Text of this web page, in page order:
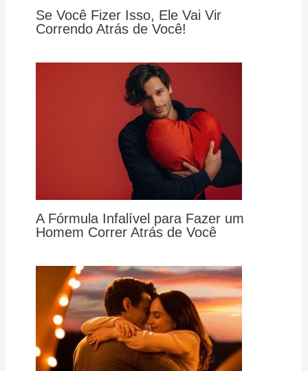
Se Você Fizer Isso, Ele Vai Vir
Correndo Atrás de Você!
A Fórmula Infalível para Fazer um
Homem Correr Atrás de Você